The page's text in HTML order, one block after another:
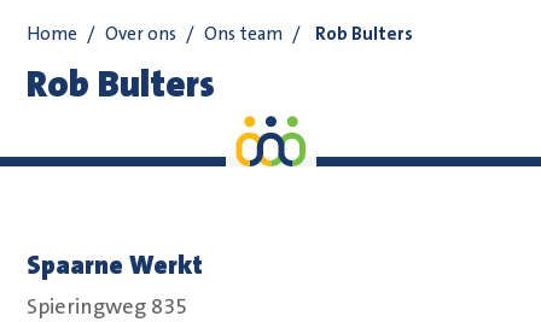
Home / Over ons / Ons team / Rob Bulters
Rob Bulters
Spaarne Werkt
Spieringweg 835